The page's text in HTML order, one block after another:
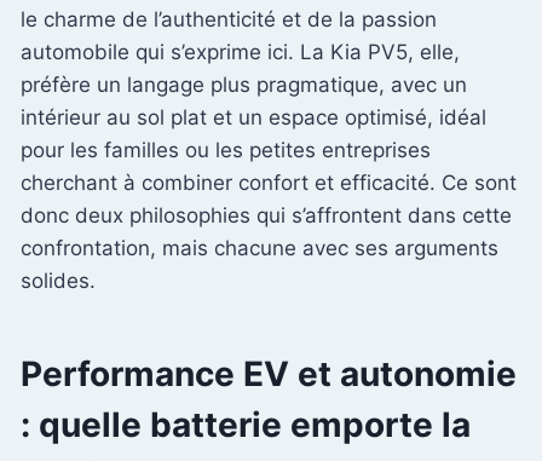
le charme de l’authenticité et de la passion
automobile qui s’exprime ici. La Kia PV5, elle,
préfère un langage plus pragmatique, avec un
intérieur au sol plat et un espace optimisé, idéal
pour les familles ou les petites entreprises
cherchant à combiner confort et efficacité. Ce sont
donc deux philosophies qui s’affrontent dans cette
confrontation, mais chacune avec ses arguments
solides.
Performance EV et autonomie
: quelle batterie emporte la